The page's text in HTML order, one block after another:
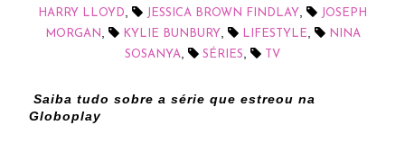
HARRY LLOYD, JESSICA BROWN FINDLAY,
JOSEPH
MORGAN, KYLIE BUNBURY, LIFESTYLE,
NINA
SOSANYA, SÉRIES, TV
Saiba tudo sobre a série que estreou na
Globoplay